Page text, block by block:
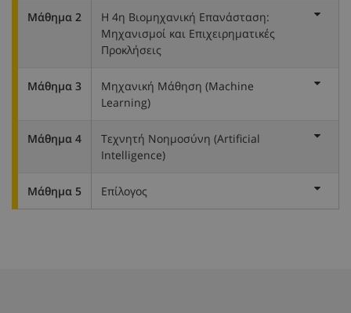
Μάθημα 2
Η 4η Βιομηχανική Επανάσταση:
Μηχανισμοί και Επιχειρηματικές
Προκλήσεις
Μάθημα 3
Μηχανική Μάθηση (Machine
Learning)
Μάθημα 4
Τεχνητή Νοημοσύνη (Artificial
Intelligence)
Μάθημα 5 Επίλογος